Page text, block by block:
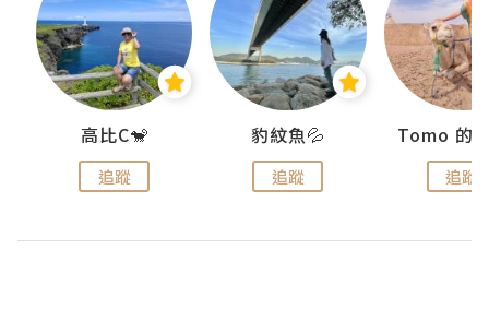
高比C🐒
追蹤
豹紋魚💦
追蹤 追蹤